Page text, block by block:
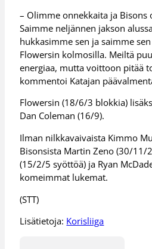
– Olimme onnekkaita ja Bisons
Saimme neljännen jakson
hukkasimme sen ja saimme
Flowersin kolmosilla. Meiltä
energiaa, mutta voittoon pitää
kommentoi Katajan
Flowersin (18/6/3 blokkia)
Dan Coleman (16/9).
Ilman nilkkavaivaista Kimmo
Bisonsista Martin Zeno (30/11/
(15/2/5 syöttöä) ja Ryan
komeimmat lukemat.
(STT)
Lisätietoja: Korisliiga